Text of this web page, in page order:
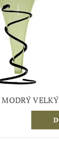
VELKÝ